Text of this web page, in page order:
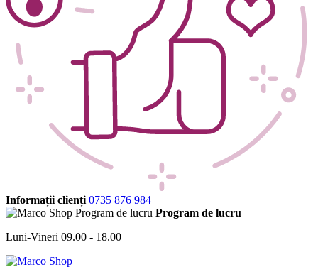
Informații clienți 0735 876 984
Program de lucru
Luni-Vineri 09.00 - 18.00